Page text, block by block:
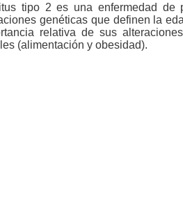
tipo 2 es una enfermedad de
genéticas que definen la
relativa de sus
(alimentación y obesidad).